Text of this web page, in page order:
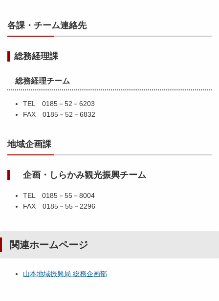
各課・チーム連絡先
総務経理課
総務経理チーム
TEL 0185－52－6203
FAX 0185－52－6832
地域企画課
企画・しらかみ観光振興チーム
TEL 0185－55－8004
FAX 0185－55－2296
関連ホームページ
山本地域振興局 総務企画部